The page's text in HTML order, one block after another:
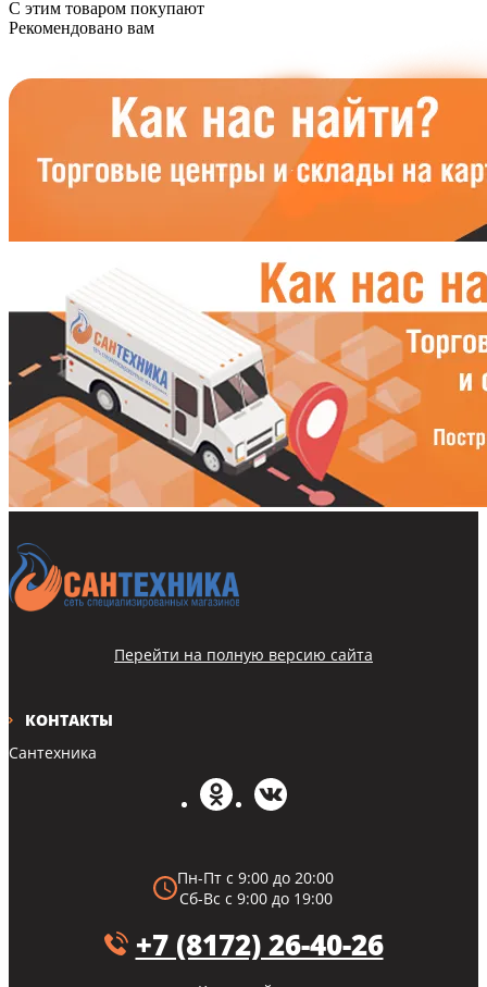
С этим товаром покупают
Рекомендовано вам
КОНТАКТЫ
Сантехника
Пн-Пт с 9:00 до 20:00
Сб-Вс с 9:00 до 19:00
+7 (8172) 26-40-26
Перейти на полную версию сайта